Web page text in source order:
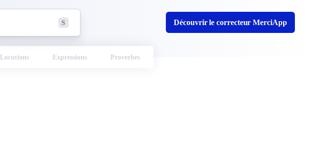
S Découvrir le correcteur MerciApp
Locutions Expressions Proverbes